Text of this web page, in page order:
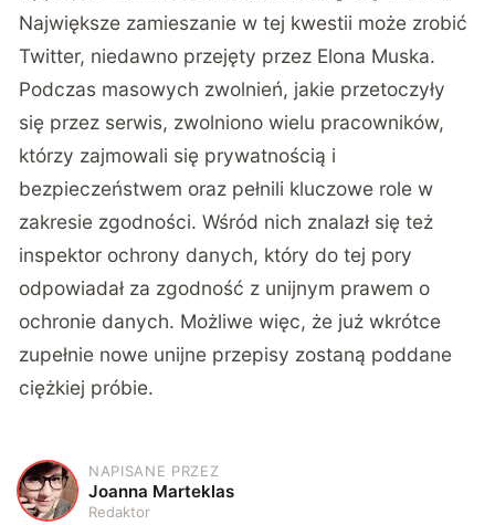
Największe zamieszanie w tej kwestii może zrobić
Twitter, niedawno przejęty przez Elona Muska.
Podczas masowych zwolnień, jakie przetoczyły
się przez serwis, zwolniono wielu pracowników,
którzy zajmowali się prywatnością i
bezpieczeństwem oraz pełnili kluczowe role w
zakresie zgodności. Wśród nich znalazł się też
inspektor ochrony danych, który do tej pory
odpowiadał za zgodność z unijnym prawem o
ochronie danych. Możliwe więc, że już wkrótce
zupełnie nowe unijne przepisy zostaną poddane
ciężkiej próbie.
J
NAPISANE PRZEZ
Joanna Marteklas
Redaktor